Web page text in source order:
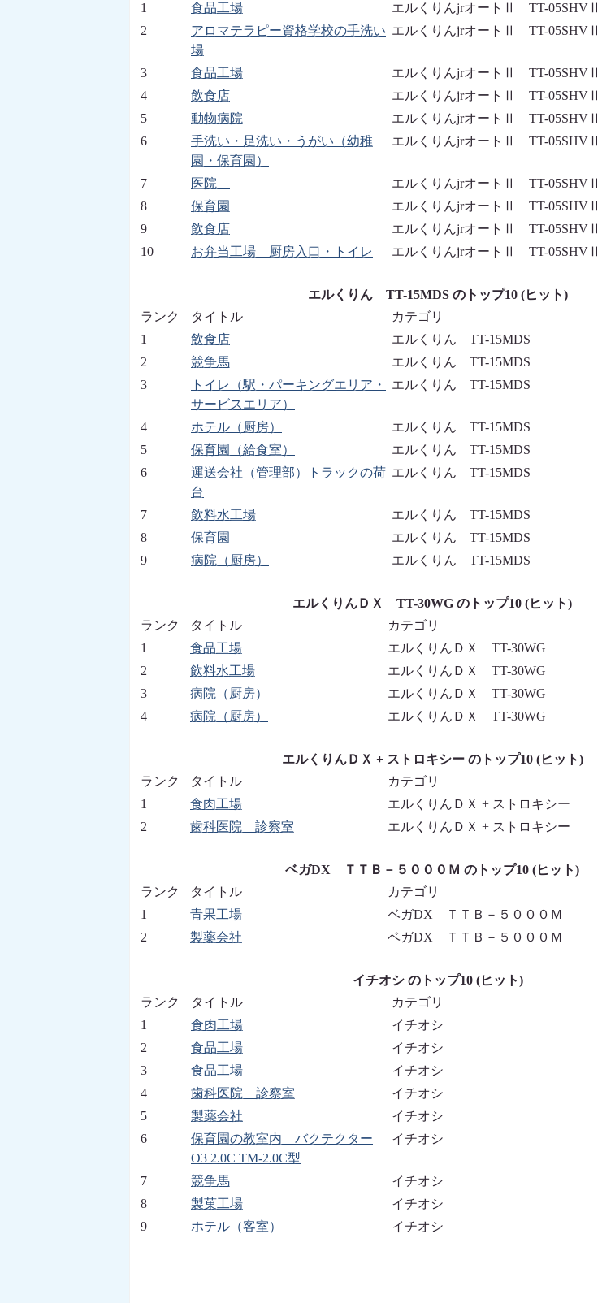
1
食品工場 エルくりんjrオートⅡ TT-05SHVⅡ
2
アロマテラピー資格学校の手洗い
場
エルくりんjrオートⅡ TT-05SHVⅡ
3 食品工場 エルくりんjrオートⅡ TT-05SHVⅡ
4
飲食店 エルくりんjrオートⅡ TT-05SHVⅡ
5
動物病院 エルくりんjrオートⅡ TT-05SHVⅡ
6
手洗い・足洗い・うがい（幼稚
園・保育園）
エルくりんjrオートⅡ TT-05SHVⅡ
7 医院 エルくりんjrオートⅡ TT-05SHVⅡ
8
保育園 エルくりんjrオートⅡ TT-05SHVⅡ
9
飲食店 エルくりんjrオートⅡ TT-05SHVⅡ
10
お弁当工場 厨房入口・トイレ エルくりんjrオートⅡ TT-05SHVⅡ
エルくりん TT-15MDS のトップ10 (ヒット)
ランク
タイトル カテゴリ
1
飲食店 エルくりん TT-15MDS
2
競争馬 エルくりん TT-15MDS
3
トイレ（駅・パーキングエリア・
サービスエリア）
エルくりん TT-15MDS
4 ホテル（厨房） エルくりん TT-15MDS
5
保育園（給食室） エルくりん TT-15MDS
6
運送会社（管理部）トラックの荷
台
エルくりん TT-15MDS
7 飲料水工場 エルくりん TT-15MDS
8
保育園 エルくりん TT-15MDS
9
病院（厨房） エルくりん TT-15MDS
エルくりんＤＸ TT-30WG のトップ10 (ヒット)
ランク
タイトル カテゴリ
1
食品工場 エルくりんＤＸ TT-30WG
2
飲料水工場 エルくりんＤＸ TT-30WG
3
病院（厨房） エルくりんＤＸ TT-30WG
4
病院（厨房） エルくりんＤＸ TT-30WG
エルくりんＤＸ + ストロキシー のトップ10 (ヒット)
ランク
タイトル カテゴリ
1
食肉工場 エルくりんＤＸ + ストロキシー
2
歯科医院 診察室 エルくりんＤＸ + ストロキシー
ベガDX ＴＴＢ－５０００Ｍ のトップ10 (ヒット)
ランク
タイトル カテゴリ
1
青果工場 ベガDX ＴＴＢ－５０００Ｍ
2
製薬会社 ベガDX ＴＴＢ－５０００Ｍ
イチオシ のトップ10 (ヒット)
ランク
タイトル カテゴリ
1
食肉工場 イチオシ
2
食品工場 イチオシ
3
食品工場 イチオシ
4
歯科医院 診察室 イチオシ
5
製薬会社 イチオシ
6
保育園の教室内 バクテクター
O3 2.0C TM-2.0C型
イチオシ
7 競争馬 イチオシ
8
製菓工場 イチオシ
9
ホテル（客室） イチオシ